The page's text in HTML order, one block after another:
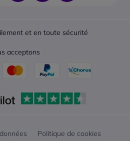
et en toute sécurité
acceptons
Politique de cookies